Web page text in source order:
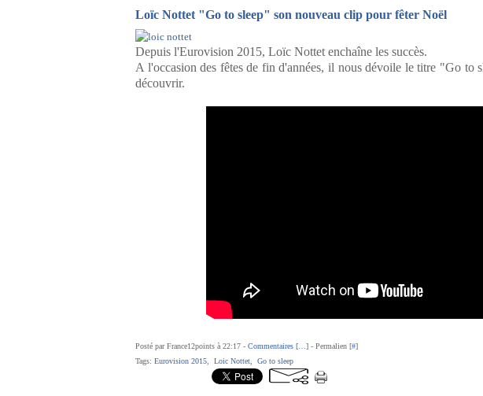
Loïc Nottet "Go to sleep" son nouveau clip pour fêter Noël
Depuis l'Eurovision 2015, Loïc Nottet enchaîne les succès.
A l'occasion des fêtes de fin d'années, il nous dévoile le titre "Go to
découvrir.
Posté par France12points à 22:17 - Commentaires [ ] - Permalien [#]
Tags: Eurovision 2015 Loic Nottet Go to sleep